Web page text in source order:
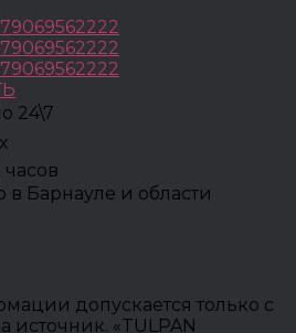
24\7
часов
в Барнауле и области
допускается только с
источник. «TULPAN